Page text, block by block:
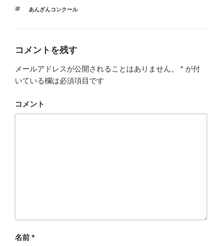
ゴ
タ
あんざんコンクール
コメントを残す
メールアドレスが公開されることはありません。 * が付
いている欄は必須項目です
コメント
名前 *